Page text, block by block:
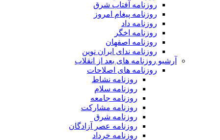
روزنامه آفتاب شرق
روزنامه پیغام امروز
روزنامه داد
روزنامه اخگر
روزنامه اصفهان
روزنامه ندای ایران نوین
آرشیو روزنامه های بعد از انقلاب
روزنامه های اصلاحات
روزنامه نشاط
روزنامه سلام
روزنامه جامعه
روزنامه مشارکت
روزنامه شرق
روزنامه عصر آزادگان
روزنامه خرداد